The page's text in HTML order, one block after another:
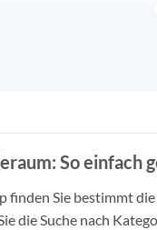
So einfach
finden Sie bestimmt
die Suche nach